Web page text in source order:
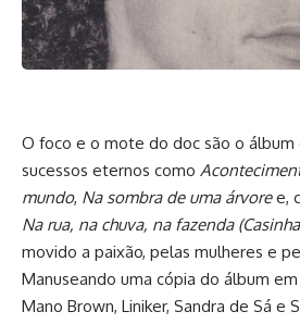
O foco e o mote do doc são o álbum
sucessos eternos como
mundo, Na sombra de uma árvoree,
Na rua, na chuva, na fazenda (Casinha
movido a paixão, pelas mulheres e
Manuseando uma cópia do álbum
Mano Brown, Liniker, Sandra de Sá e